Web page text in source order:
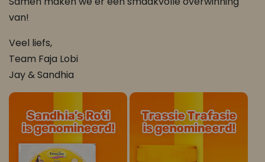
van!
Veel liefs,
Team Faja Lobi
Jay & Sandhia